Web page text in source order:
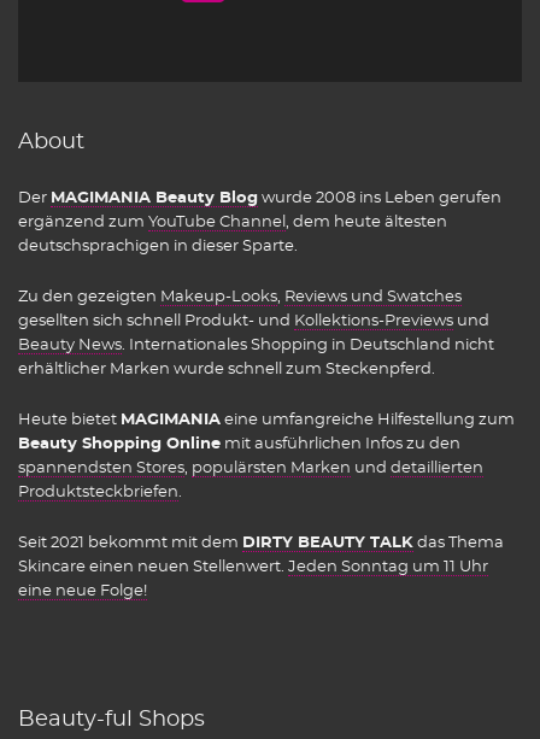
About
Der MAGIMANIA Beauty Blog wurde 2008 ins Leben gerufen
ergänzend zum YouTube Channel
, dem heute ältesten
deutschsprachigen in dieser Sparte.
Zu den gezeigten Makeup-Looks Reviews und Swatches
gesellten sich schnell Produkt- und Kollektions-Previews und
Beauty News . Internationales Shopping in Deutschland nicht
erhältlicher Marken wurde schnell zum Steckenpferd.
Heute bietet MAGIMANIA eine umfangreiche Hilfestellung zum
Beauty Shopping Online mit ausführlichen Infos zu den
spannendsten Stores populärsten Marken und detaillierten
Produktsteckbriefen
Seit 2021 bekommt mit dem DIRTY BEAUTY TALK das Thema
Skincare einen neuen Stellenwert. Jeden Sonntag um 11 Uhr
eine neue Folge!
Beauty-ful Shops